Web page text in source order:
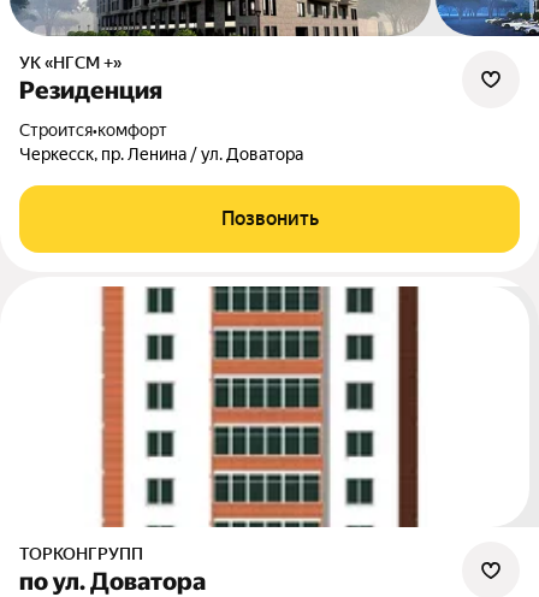
УК «НГСМ +»
Резиденция
Строится•комфорт
Черкесск, пр. Ленина / ул. Доватора
Позвонить
ТОРКОНГРУПП
по ул. Доватора